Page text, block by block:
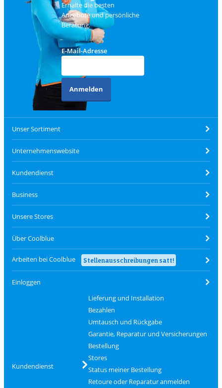
Erhalte die besten
Angebote und persönliche
Beratung.
E-Mail-Adresse
Anmelden
Unser Sortiment
Unternehmenswebsite
Kundendienst
Business
Unsere Stores
Über Coolblue
Arbeiten bei Coolblue Stellenausschreibungen satt!
Einloggen
Kundendienst
Lieferung und Installation
Bezahlen
Umtausch und Rückgabe
Garantie, Reparatur und Versicherungen
Bestellung
Stores
Status meiner Bestellung
Retoure oder Reparatur anmelden